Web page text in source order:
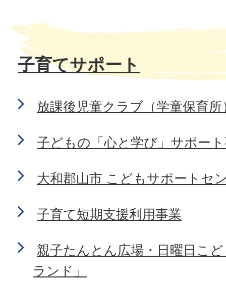
子育てサポート
放課後児童クラブ（学童保育
子どもの「心と学び」サポー
大和郡山市 こどもサポートセ
子育て短期支援利用事業
親子たんとん広場・日曜日こ
ランド」